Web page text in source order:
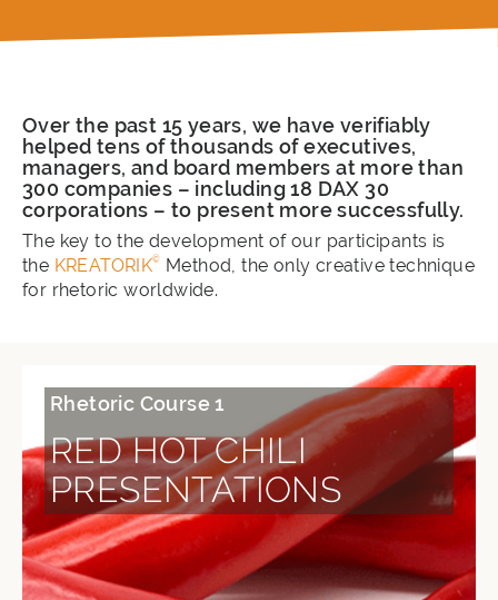
Over the past 15 years, we have verifiably
helped tens of thousands of executives,
managers, and board members at more than
300 companies – including 18 DAX 30
corporations – to present more successfully.
The key to the development of our participants is
the KREATORIK© Method, the only creative technique
for rhetoric worldwide.
Rhetoric Course 1
RED HOT CHILI
PRESENTATIONS